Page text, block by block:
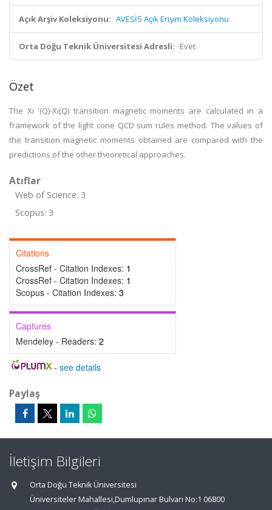
Açık Arşiv Koleksiyonu: AVESİS Açık Erişim Koleksiyonu
Orta Doğu Teknik Üniversitesi Adresli: Evet
Özet
The Xi '(Q)-Xi(Q) transition magnetic moments are calculated in a
framework of the light cone QCD sum rules method. The values of
the transition magnetic moments obtained are compared with the
predictions of the other theoretical approaches.
Atıflar
Web of Science: 3
Scopus: 3
Citations
CrossRef - Citation Indexes: 1
CrossRef - Citation Indexes: 1
Scopus - Citation Indexes: 3
Captures
Mendeley - Readers: 2
- see details
Paylaş
İletişim Bilgileri
Orta Doğu Teknik Üniversitesi
Üniversiteler Mahallesi,Dumlupınar Bulvarı No:1 06800